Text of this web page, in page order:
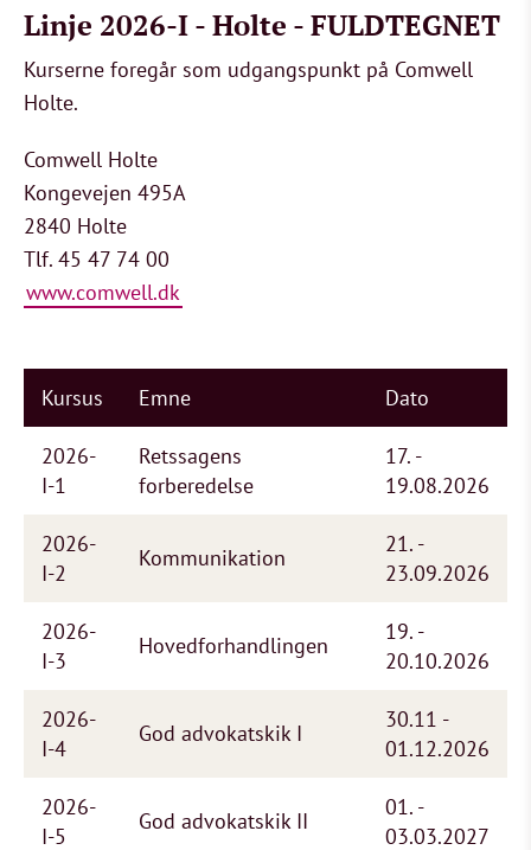
Linje 2026-I - Holte - FULDTEGNET
Kurserne foregår som udgangspunkt på Comwell
Holte.
Comwell Holte
Kongevejen 495A
2840 Holte
Tlf. 45 47 74 00
www.comwell.dk
Kursus Emne Dato
2026-
I-1
Retssagens
forberedelse
17. -
19.08.2026
2026-
I-2
Kommunikation
21. -
23.09.2026
2026-
I-3
Hovedforhandlingen
19. -
20.10.2026
2026-
I-4
God advokatskik I
30.11 -
01.12.2026
2026-
I-5
God advokatskik II
01. -
03.03.2027